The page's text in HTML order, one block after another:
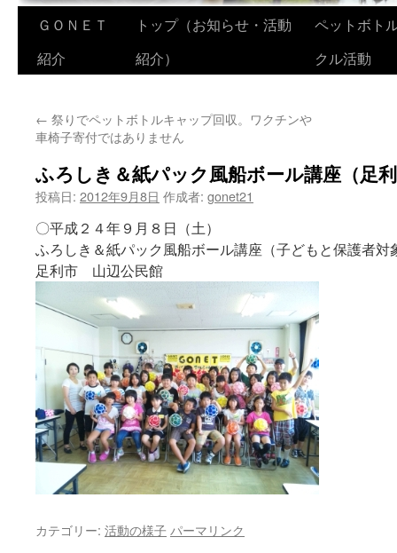
ン
ン
へ
ス
キ
ＧＯＮＥＴ
紹介
トップ（お知らせ・活動
紹介）
ペットボト
クル活動
← 祭りでペットボトルキャップ回収。ワクチンや
車椅子寄付ではありません
ふろしき＆紙パック風船ボール講座（足
投稿日: 2012年9月8日 作成者: gonet21
〇平成２４年９月８日（土）
ふろしき＆紙パック風船ボール講座（子どもと保護者対
足利市 山辺公民館
カテゴリー: 活動の様子 パーマリンク